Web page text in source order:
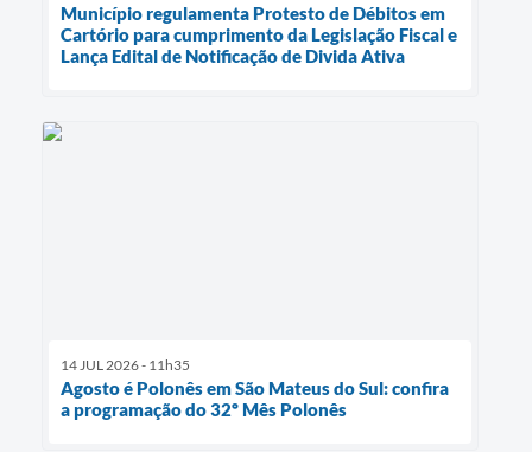
Município regulamenta Protesto de Débitos em
Cartório para cumprimento da Legislação Fiscal e
Lança Edital de Notificação de Divida Ativa
14 JUL 2026 - 11h35
Agosto é Polonês em São Mateus do Sul: confira
a programação do 32º Mês Polonês